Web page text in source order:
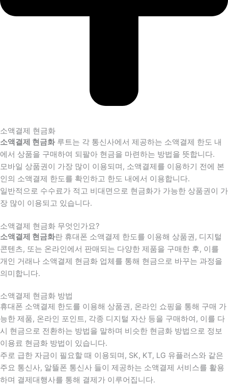
소액결제 현금화
소액결제 현금화루트는 각 통신사에서 제공하는 소액결제 한도 내
에서 상품을 구매하여 되팔아 현금을 마련하는 방법을 뜻합니다.
모바일 상품권이 가장 많이 이용되며, 소액결제를 이용하기 전에 본
인의 소액결제 한도를 확인하고 한도 내에서 이용합니다.
일반적으로 수수료가 적고 비대면으로 현금화가 가능한 상품권이 가
장 많이 이용되고 있습니다.
소액결제 현금화 무엇인가요?
소액결제 현금화란 휴대폰 소액결제 한도를 이용해 상품권, 디지털
콘텐츠, 또는 온라인에서 판매되는 다양한 제품을 구매한 후, 이를
개인 거래나 소액결제 현금화 업체를 통해 현금으로 바꾸는 과정을
의미합니다.
소액결제 현금화 방법
휴대폰 소액결제 한도를 이용해 상품권, 온라인 쇼핑을 통해 구매 가
능한 제품, 온라인 포인트, 각종 디지털 자산 등을 구매하여, 이를 다
시 현금으로 전환하는 방법을 말하며 비슷한 현금화 방법으로 정보
이용료 현금화 방법이 있습니다.
주로 급한 자금이 필요할 때 이용되며, SK, KT, LG 유플러스와 같은
주요 통신사, 알뜰폰 통신사 들이 제공하는 소액결제 서비스를 활용
하며 결제대행사를 통해 결제가 이루어집니다.